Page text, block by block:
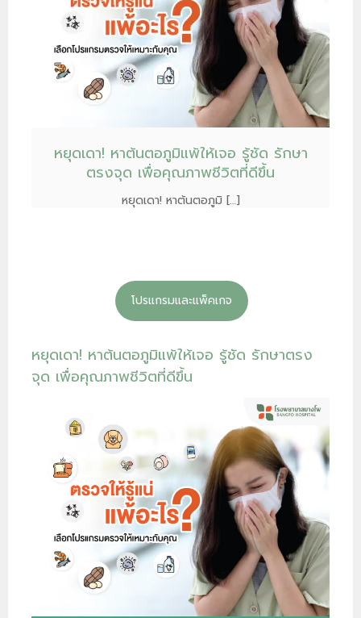
หยุดเดา! หาต้นตอภูมิแพ้ให้เจอ รู้ชัด รักษา
ตรงจุด เพื่อคุณภาพชีวิตที่ดีขึ้น
หยุดเดา! หาต้นตอภูมิ […]
โปรแกรมและแพ็คเกจ
หยุดเดา! หาต้นตอภูมิแพ้ให้เจอ รู้ชัด รักษาตรง
จุด เพื่อคุณภาพชีวิตที่ดีขึ้น